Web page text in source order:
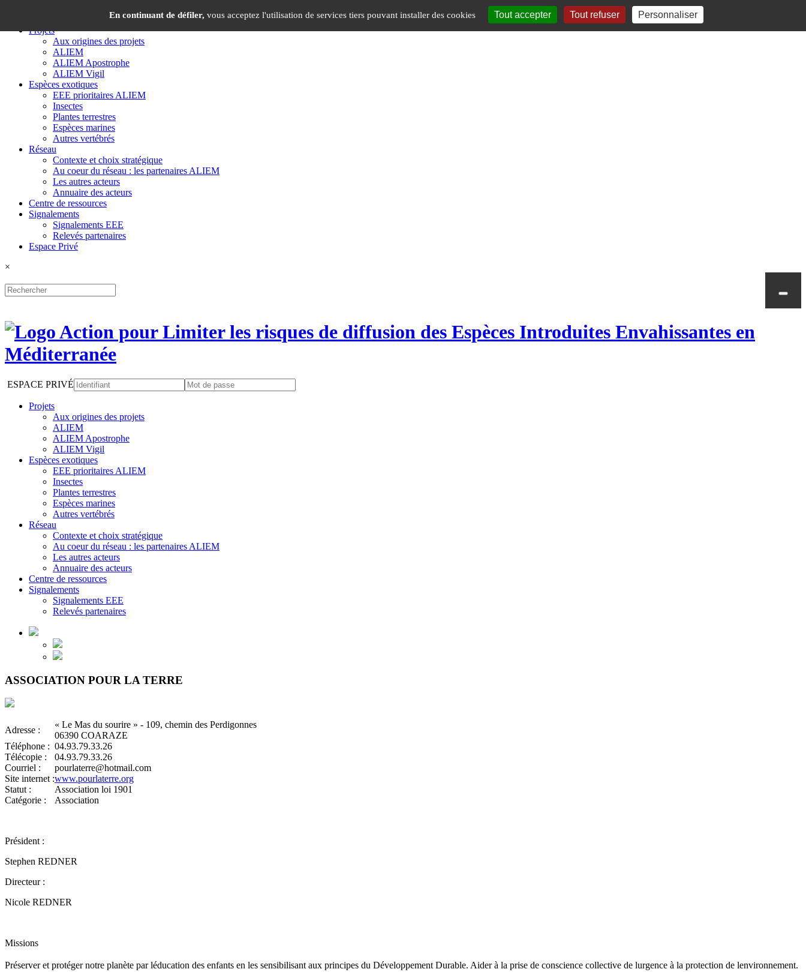
Projets
Aux origines des projets
ALIEM
ALIEM Apostrophe
ALIEM Vigil
Espèces exotiques
EEE prioritaires ALIEM
Insectes
Plantes terrestres
Espèces marines
Autres vertébrés
Réseau
Contexte et choix stratégique
Au coeur du réseau : les partenaires ALIEM
Les autres acteurs
Annuaire des acteurs
Centre de ressources
Signalements
Signalements EEE
Relevés partenaires
Espace Privé
×
ESPACE PRIVÉ
Projets
Aux origines des projets
ALIEM
ALIEM Apostrophe
ALIEM Vigil
Espèces exotiques
EEE prioritaires ALIEM
Insectes
Plantes terrestres
Espèces marines
Autres vertébrés
Réseau
Contexte et choix stratégique
Au coeur du réseau : les partenaires ALIEM
Les autres acteurs
Annuaire des acteurs
Centre de ressources
Signalements
Signalements EEE
Relevés partenaires
ASSOCIATION POUR LA TERRE
Adresse :
« Le Mas du sourire » - 109, chemin des Perdigonnes
06390 COARAZE
Téléphone : 04.93.79.33.26
Télécopie :
04.93.79.33.26
Courriel :
pourlaterre@hotmail.com
Site internet :www.pourlaterre.org
Statut :
Association loi 1901
Catégorie :
Association
Président :
Stephen REDNER
Directeur :
Nicole REDNER
Missions
Préserver et protéger notre planète par léducation des enfants en les sensibilisant aux principes du Développement Durable. Aider à la prise de conscience collective de lurgence à la protection de lenvironnement.
En continuant de défiler, vous acceptez l'utilisation de services tiers pouvant installer des cookies Tout accepter Tout refuser Personnaliser